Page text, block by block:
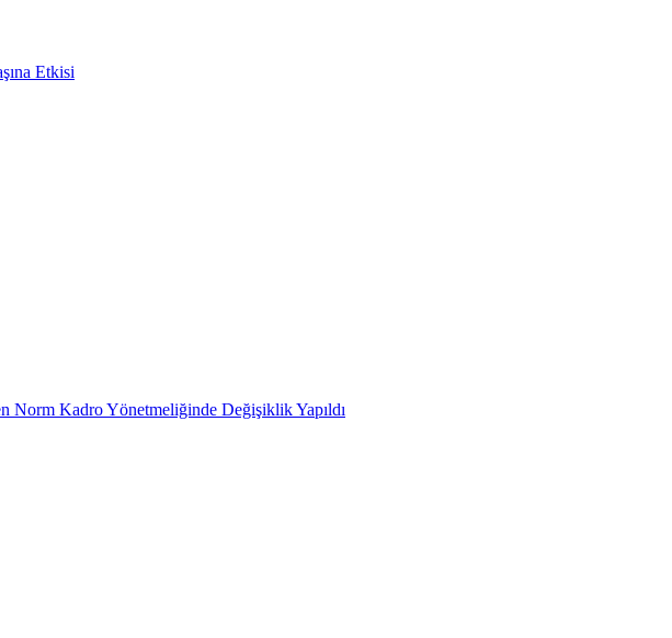
Etkisi
Kadro Yönetmeliğinde Değişiklik Yapıldı